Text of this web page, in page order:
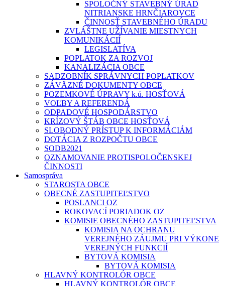
SPOLOČNÝ STAVEBNÝ ÚRAD
NITRIANSKE HRNČIAROVCE
ČINNOSŤ STAVEBNÉHO ÚRADU
ZVLÁŠTNE UŽÍVANIE MIESTNYCH
KOMUNIKÁCIÍ
LEGISLATÍVA
POPLATOK ZA ROZVOJ
KANALIZÁCIA OBCE
SADZOBNÍK SPRÁVNYCH POPLATKOV
ZÁVÄZNÉ DOKUMENTY OBCE
POZEMKOVÉ ÚPRAVY k.ú. HOSŤOVÁ
VOĽBY A REFERENDÁ
ODPADOVÉ HOSPODÁRSTVO
KRÍZOVÝ ŠTÁB OBCE HOSŤOVÁ
SLOBODNÝ PRÍSTUP K INFORMÁCIÁM
DOTÁCIA Z ROZPOČTU OBCE
SODB2021
OZNAMOVANIE PROTISPOLOČENSKEJ
ČINNOSTI
Samospráva
STAROSTA OBCE
OBECNÉ ZASTUPITEĽSTVO
POSLANCI OZ
ROKOVACÍ PORIADOK OZ
KOMISIE OBECNÉHO ZASTUPITEĽSTVA
KOMISIA NA OCHRANU
VEREJNÉHO ZÁUJMU PRI VÝKONE
VEREJNÝCH FUNKCIÍ
BYTOVÁ KOMISIA
BYTOVÁ KOMISIA
HLAVNÝ KONTROLÓR OBCE
HLAVNÝ KONTROLÓR OBCE